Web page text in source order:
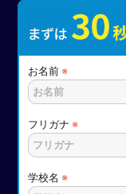
お名前 ※
フリガナ ※
学校名 ※